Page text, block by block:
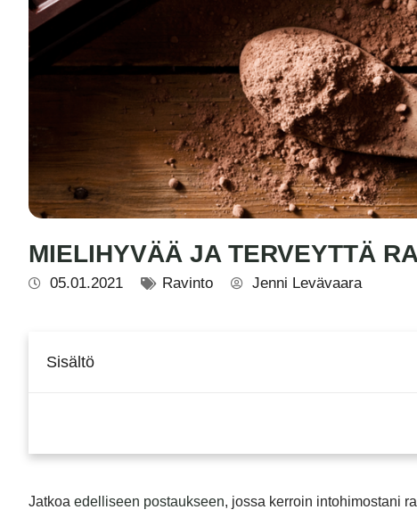
MIELIHYVÄÄ JA TERVEYTTÄ
05.01.2021 Ravinto Jenni Levävaara
Sisältö
Jatkoa edelliseen postaukseen, jossa kerroin intohimostani